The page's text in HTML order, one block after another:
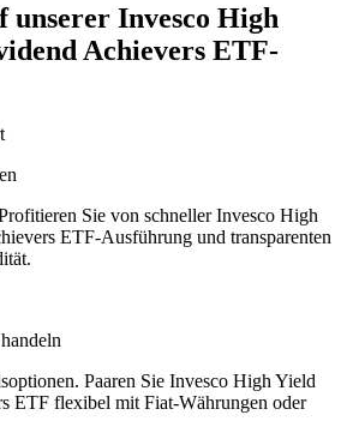
unserer Invesco High
Achievers ETF-
Sie von schneller Invesco High
ETF-Ausführung und transparenten
Paaren Sie Invesco High Yield
ETF flexibel mit Fiat-Währungen oder